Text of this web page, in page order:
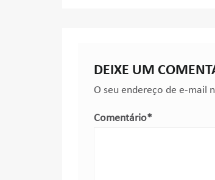
DEIXE UM
O seu endereço de e-mail
Comentário*